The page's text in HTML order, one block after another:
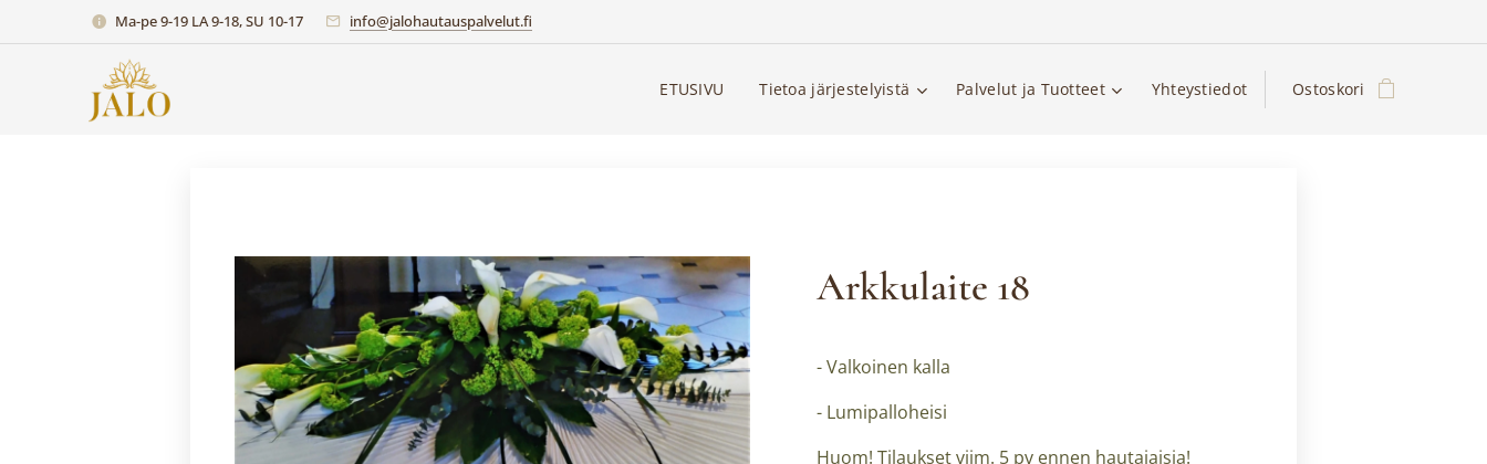
Ma-pe 9-19 LA 9-18, SU 10-17 info@jalohautauspalvelut.fi
ETUSIVU Tietoa järjestelyistä Palvelut ja Tuotteet Yhteystiedot Ostoskori
Arkkulaite 18
- Valkoinen kalla
- Lumipalloheisi
Huom! Tilaukset viim. 5 pv ennen hautajaisia!